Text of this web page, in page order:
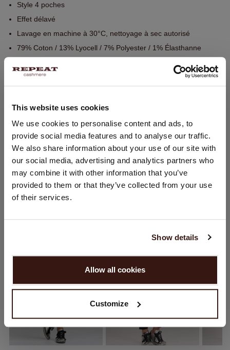
This website uses cookies
We use cookies to personalise content and ads, to
provide social media features and to analyse our traffic.
We also share information about your use of our site with
our social media, advertising and analytics partners who
may combine it with other information that you’ve
provided to them or that they’ve collected from your use
of their services.
Show details
Allow all cookies
Customize
Style 4 poches
Effet délavé
Lavage en machine à 30°C, nettoyage à sec autorisé
79% Coton / 13% Lyocell / 7% Polyester / 1% Élasthanne
TAILLE & COUPE
LIVRAISON ET RETOURS
VOUS ALLEZ ADORER ÇA
CHANGER DE PAYS
Vous visitez Repeat cashmere depuis Pays - Bas (€).
Souhaitez-vous mettre à jour votre localisation ?
États-Unis ($)
CONTINUER